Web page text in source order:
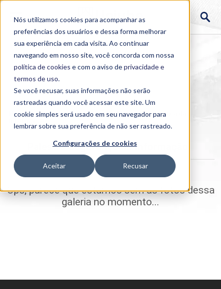
Nós utilizamos cookies para acompanhar as
preferências dos usuários e dessa forma melhorar
sua experiência em cada visita. Ao continuar
navegando em nosso site, você concorda com nossa
política de cookies e com o aviso deprivacidade e
termos de uso.
Se você recusar, suas informações não serão
rastreadas quando você acessar este site. Um
cookie simples será usado em seu navegador para
lembrar sobre sua preferência de não ser rastreado.
Configurações de cookies
Aceitar Recusar
Home > Institucional > Galerias > Palestra Segurança da
Palestra Segurança da Informação
Ops, parece que estamos sem as fotos dessa
galeria no momento...